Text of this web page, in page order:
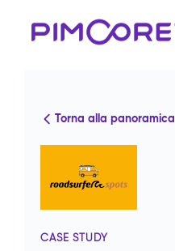
Torna alla panoramica
CASE STUDY